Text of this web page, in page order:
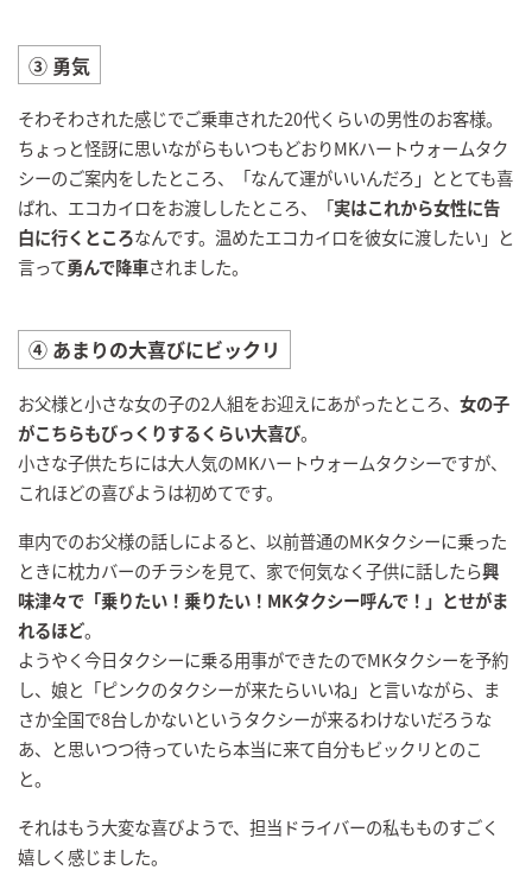
③ 勇気
そわそわされた感じでご乗車された20代くらいの男性のお客様。
ちょっと怪訝に思いながらもいつもどおりMKハートウォームタク
シーのご案内をしたところ、「なんて運がいいんだろ」ととても喜
ばれ、エコカイロをお渡ししたところ、「実はこれから女性に告
白に行くところなんです。温めたエコカイロを彼女に渡したい」と
言って勇んで降車されました。
④ あまりの大喜びにビックリ
お父様と小さな女の子の2人組をお迎えにあがったところ、 女の子
がこちらもびっくりするくらい大喜び。
小さな子供たちには大人気のMKハートウォームタクシーですが、
これほどの喜びようは初めてです。
車内でのお父様の話しによると、以前普通のMKタクシーに乗った
ときに枕カバーのチラシを見て、家で何気なく子供に話したら興
味津々で「乗りたい！乗りたい！MKタクシー呼んで！」とせがま
れるほど。
ようやく今日タクシーに乗る用事ができたのでMKタクシーを予約
し、娘と「ピンクのタクシーが来たらいいね」と言いながら、ま
さか全国で8台しかないというタクシーが来るわけないだろうな
あ、と思いつつ待っていたら本当に来て自分もビックリとのこ
と。
それはもう大変な喜びようで、担当ドライバーの私もものすごく
嬉しく感じました。